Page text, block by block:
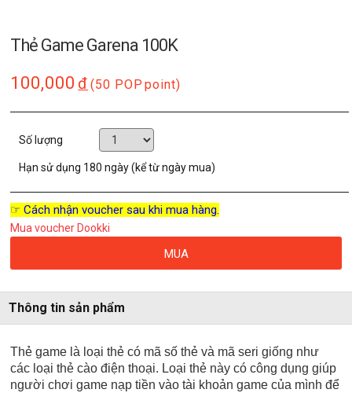
Thẻ Game Garena 100K
100,000 đ (50 POP point)
Số lượng
Hạn sử dụng 180 ngày (kể từ ngày mua)
☞ Cách nhận voucher sau khi mua hàng.
Mua voucher Dookki
MUA
Thông tin sản phẩm
Thẻ game là loại thẻ có mã số thẻ và mã seri giống như
các loại thẻ cào điện thoại. Loại thẻ này có công dụng giúp
người chơi game nạp tiền vào tài khoản game của mình để